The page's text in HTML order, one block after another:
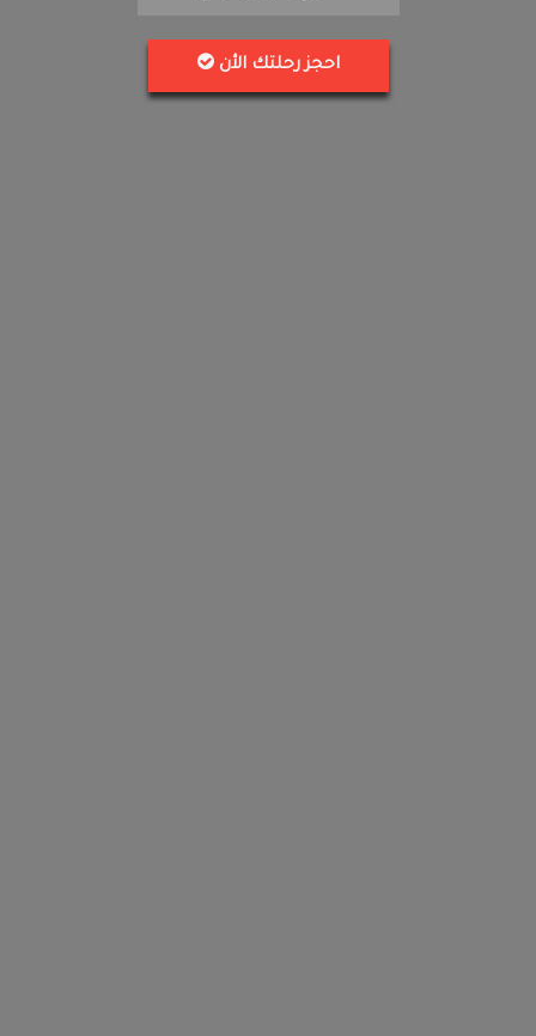
احجز رحلتك الأن